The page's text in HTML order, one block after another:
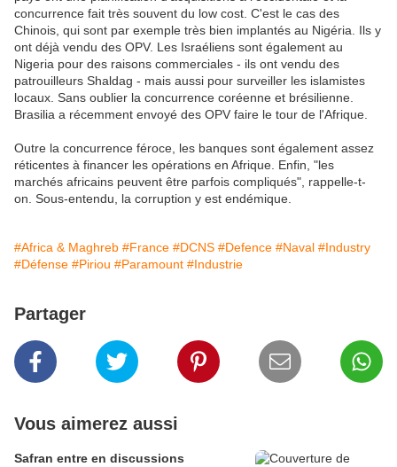
concurrence fait très souvent du low cost. C'est le cas des
Chinois, qui sont par exemple très bien implantés au Nigéria. Ils y
ont déjà vendu des OPV. Les Israéliens sont également au
Nigeria pour des raisons commerciales - ils ont vendu des
patrouilleurs Shaldag - mais aussi pour surveiller les islamistes
locaux. Sans oublier la concurrence coréenne et brésilienne.
Brasilia a récemment envoyé des OPV faire le tour de l'Afrique.
Outre la concurrence féroce, les banques sont également assez
réticentes à financer les opérations en Afrique. Enfin, "les
marchés africains peuvent être parfois compliqués", rappelle-t-
on. Sous-entendu, la corruption y est endémique.
#Africa & Maghreb #France #DCNS #Defence #Naval #Industry
#Défense #Piriou #Paramount #Industrie
Partager
Vous aimerez aussi
Safran entre en discussions